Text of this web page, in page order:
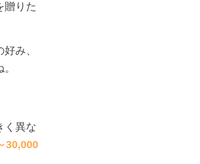
贈りた
み、
く異な
30,000